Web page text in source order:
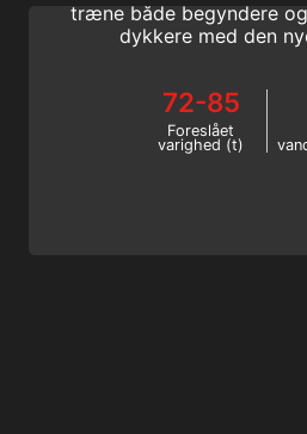
træne både begyndere
dykkere med den
SSI
72-85
Foreslået
varighed (t)